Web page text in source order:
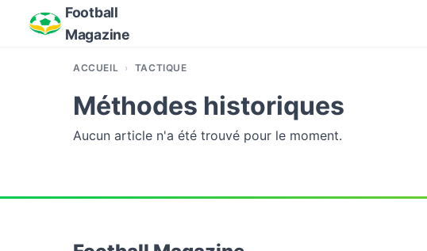
Football
Magazine
ACCUEIL TACTIQUE
Méthodes historiques
Aucun article n'a été trouvé pour le moment.